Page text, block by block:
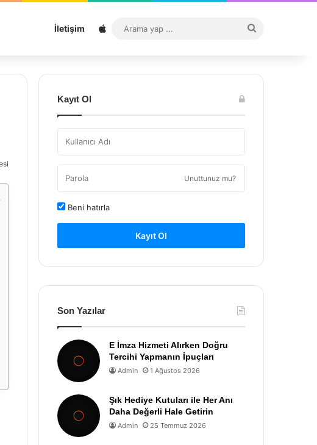
İletişim Sitemap
...
Kayıt Ol
Unuttunuz mu?
Beni hatırla
Kayıt Ol
Son Yazılar
E İmza Hizmeti Alırken Doğru
Tercihi Yapmanın İpuçları
Admin 1 Ağustos 2026
Şık Hediye Kutuları ile Her Anı
Daha Değerli Hale Getirin
Admin 25 Temmuz 2026